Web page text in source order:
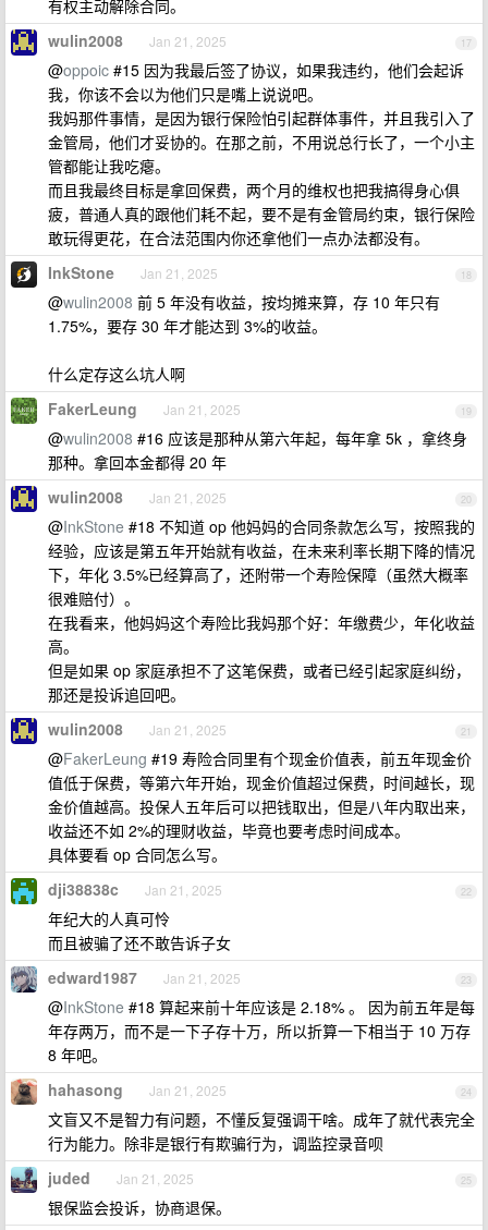
有权主动解除合同。
17
wulin2008 Jan 21, 2025
@oppoic #15 因为我最后签了协议，如果我违约，他们会起诉
我，你该不会以为他们只是嘴上说说吧。
我妈那件事情，是因为银行保险怕引起群体事件，并且我引入了
金管局，他们才妥协的。在那之前，不用说总行长了，一个小主
管都能让我吃瘪。
而且我最终目标是拿回保费，两个月的维权也把我搞得身心俱
疲，普通人真的跟他们耗不起，要不是有金管局约束，银行保险
敢玩得更花，在合法范围内你还拿他们一点办法都没有。
18
InkStone Jan 21, 2025
@wulin2008 前 5 年没有收益，按均摊来算，存 10 年只有
1.75%，要存 30 年才能达到 3%的收益。
什么定存这么坑人啊
19
FakerLeung Jan 21, 2025
@wulin2008 #16 应该是那种从第六年起，每年拿 5k ，拿终身
那种。拿回本金都得 20 年
20
wulin2008 Jan 21, 2025
@InkStone #18 不知道 op 他妈妈的合同条款怎么写，按照我的
经验，应该是第五年开始就有收益，在未来利率长期下降的情况
下，年化 3.5%已经算高了，还附带一个寿险保障（虽然大概率
很难赔付）。
在我看来，他妈妈这个寿险比我妈那个好：年缴费少，年化收益
高。
但是如果 op 家庭承担不了这笔保费，或者已经引起家庭纠纷，
那还是投诉追回吧。
21
wulin2008 Jan 21, 2025
@FakerLeung #19 寿险合同里有个现金价值表，前五年现金价
值低于保费，等第六年开始，现金价值超过保费，时间越长，现
金价值越高。投保人五年后可以把钱取出，但是八年内取出来，
收益还不如 2%的理财收益，毕竟也要考虑时间成本。
具体要看 op 合同怎么写。
22
dji38838c Jan 21, 2025
年纪大的人真可怜
而且被骗了还不敢告诉子女
23
edward1987 Jan 21, 2025
@InkStone #18 算起来前十年应该是 2.18% 。 因为前五年是每
年存两万，而不是一下子存十万，所以折算一下相当于 10 万存
8 年吧。
24
hahasong Jan 21, 2025
文盲又不是智力有问题，不懂反复强调干啥。成年了就代表完全
行为能力。除非是银行有欺骗行为，调监控录音呗
25
juded Jan 21, 2025
银保监会投诉，协商退保。